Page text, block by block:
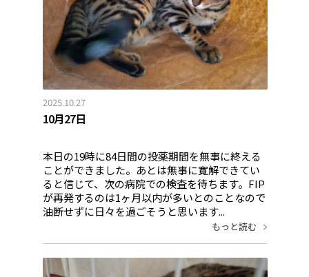
2025.10.27
10月27日
本日の19時に84日間の投薬期間を無事に終える
ことができました。あとは無事に寛解できてい
ると信じて、次の病院での検査を待ちます。FIP
が再発するのは1ヶ月以内が多いとのことなので
油断せずに日々を過ごそうと思います...
もっと読む